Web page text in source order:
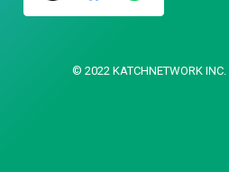
© 2022 KATCHNETWORK